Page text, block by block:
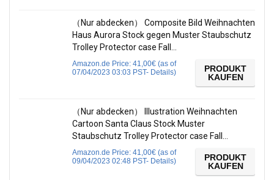
（Nur abdecken） Composite Bild Weihnachten
Haus Aurora Stock gegen Muster Staubschutz
Trolley Protector case Fall…
Amazon.de Price: 41,00€ (as of
07/04/2023 03:03 PST- Details)
PRODUKT
KAUFEN
（Nur abdecken） Illustration Weihnachten
Cartoon Santa Claus Stock Muster
Staubschutz Trolley Protector case Fall…
Amazon.de Price: 41,00€ (as of
09/04/2023 02:48 PST- Details)
PRODUKT
KAUFEN